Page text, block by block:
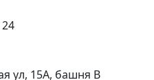
ул, 15А, башня В